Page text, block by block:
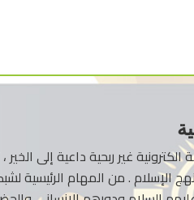
غير ربحية داعية إلى
الإسلام . من المهام الرئيسية